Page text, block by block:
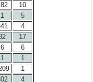
10
1
5
4
17
6
6
1
1
1
4